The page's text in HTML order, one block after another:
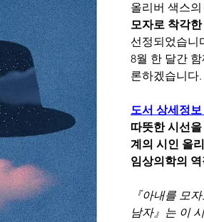
올리버 색스의
모자로 착각
선정되었습니
8월 한 달간
론하겠습니다.
도서 상세정보
따뜻한 시선
계의 시인 올
『아내를 모
남자』는 이